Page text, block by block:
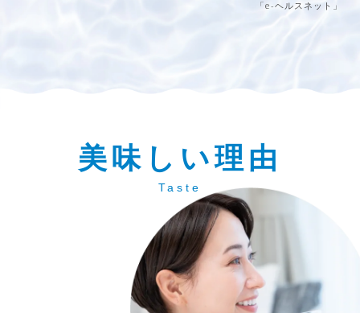
にバランスのとれた毎日の維持のために不
「e-ヘルスネット」
美味しい理由
Taste